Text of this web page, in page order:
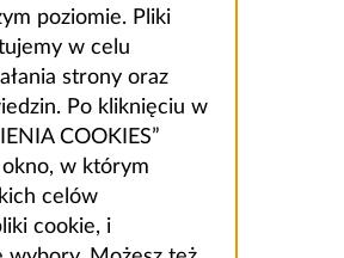
poziomie. Pliki
w celu
strony oraz
Po kliknięciu w
COOKIES”
w którym
celów
cookie, i